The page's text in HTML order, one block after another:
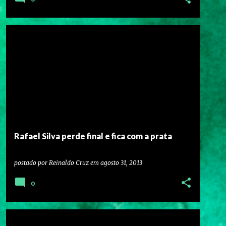
Rafael Silva perde final e fica com a prata
postado por Reinaldo Cruz em agosto 31, 2013
0